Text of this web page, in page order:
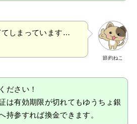
節約ねこ
しまっています…
ださい！
は有効期限が切れてもゆうちょ銀
持参すれば換金できます。